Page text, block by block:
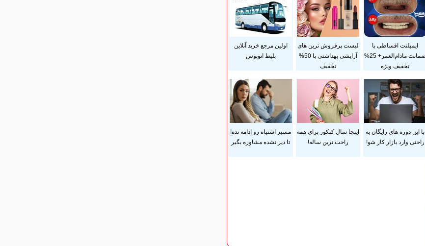
ایمپلنت اقساطی با
ضمانت مادام‌العمر+ 25%
تخفیف ویژه
لیست پرفروش ترین های
آرایشی بهداشتی با 50%
تخفیف
اولین مرجع خرید آنلاین
بلیط اتوبوس
با این دوره های رایگان به
راحتی وارد بازار کار شو!
اینجا سال کنکور برای همه
راحت ترین ساله!
مسیر اشتباه رو ادامه نده!
تا دیر نشده مشاوره بگیر